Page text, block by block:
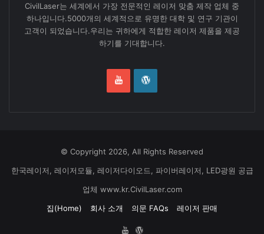
CivilLaser는 세계에서 가장 전문적인 레이저 맞춤 제작 업체 중
하나입니다.5000개의 세계적으로 유명한 대학 및 연구 기관이
고객이 되었습니다.우리는 귀하에게 적합한 레이저 제품을 제공
하기를 기대합니다.
© Copyright 2026, All Rights Reserved
한국레이저, 레이저모듈, 레이저다이오드, 파이버레이저, LED광원 공급
업체 www.kr.CivilLaser.com
집(Home)
회사 소개 의문 FAQs 레이저 판매